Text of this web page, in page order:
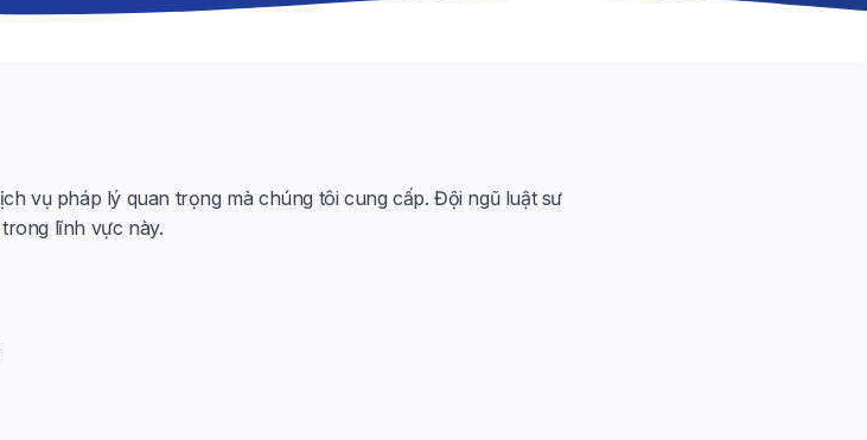
vụ pháp lý quan trọng mà chúng tôi cung cấp. Đội ngũ luật sư
lĩnh vực này.